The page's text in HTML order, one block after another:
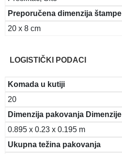
Preporučena dimenzija štampe
20 x 8 cm
LOGISTIČKI PODACI
Komada u kutiji
20
Dimenzija pakovanja Dimenzije
0.895 x 0.23 x 0.195 m
Ukupna težina pakovanja